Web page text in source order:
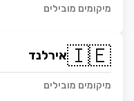
מיקומים מובילים
🇮🇪אירלנד
מיקומים מובילים